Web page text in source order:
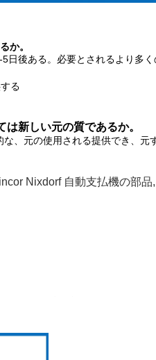
か。
日後ある。必要とされるより多
る
新しい元の質であるか。
な、元の使用される提供でき、 元
Nixdorf 自動支払機の部品,